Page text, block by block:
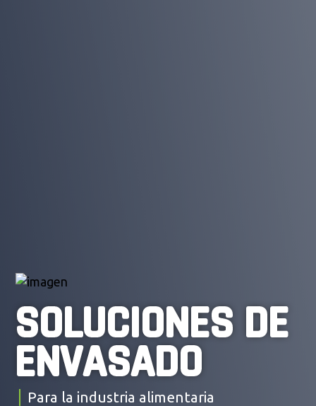
SOLUCIONES DE
ENVASADO
Para la industria alimentaria